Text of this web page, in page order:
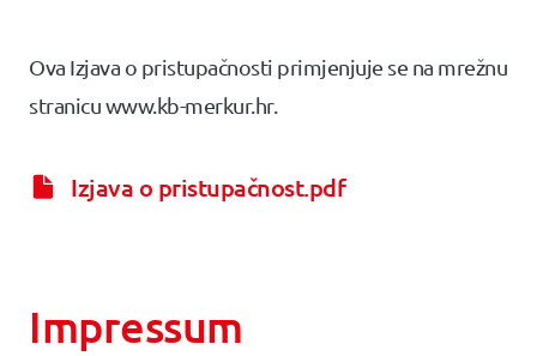
Ova Izjava o pristupačnosti primjenjuje se na mrežnu
stranicu www.kb-merkur.hr.
Izjava o pristupačnost.pdf
Impressum